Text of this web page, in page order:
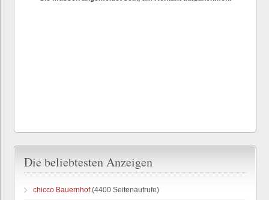
Die beliebtesten Anzeigen
chicco Bauernhof(4400 Seitenaufrufe)